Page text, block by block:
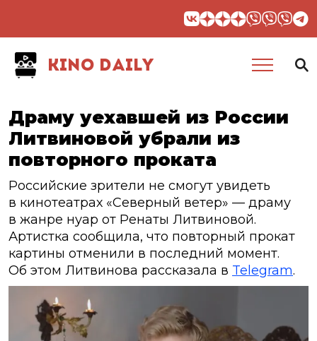
KINO DAILY
Драму уехавшей из России
Литвиновой убрали из
повторного проката
Российские зрители не смогут увидеть
в кинотеатрах «Северный ветер» — драму
в жанре нуар от Ренаты Литвиновой.
Артистка сообщила, что повторный прокат
картины отменили в последний момент.
Об этом Литвинова рассказала в Telegram.